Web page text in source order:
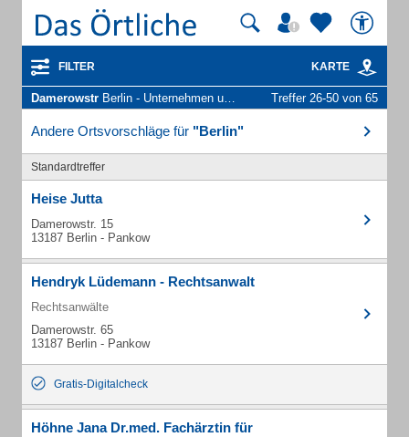
FILTER KARTE
Damerowstr Berlin - Unternehmen und Personen Treffer 26-50 von 65
Andere Ortsvorschläge für "Berlin"
Standardtreffer
Heise Jutta
Damerowstr. 15
13187 Berlin - Pankow
Hendryk Lüdemann - Rechtsanwalt
Rechtsanwälte
Damerowstr. 65
13187 Berlin - Pankow
Gratis-Digitalcheck
Höhne Jana Dr.med. Fachärztin für